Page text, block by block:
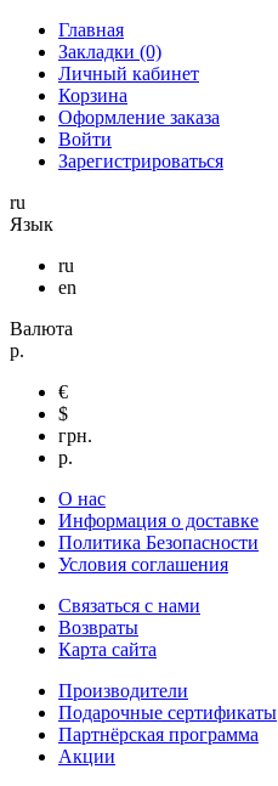
Главная
Закладки (0)
Личный кабинет
Корзина
Оформление заказа
Войти
Зарегистрироваться
ru
Язык
ru
en
Валюта
р.
€
$
грн.
р.
О нас
Информация о доставке
Политика Безопасности
Условия соглашения
Связаться с нами
Возвраты
Карта сайта
Производители
Подарочные сертификаты
Партнёрская программа
Акции